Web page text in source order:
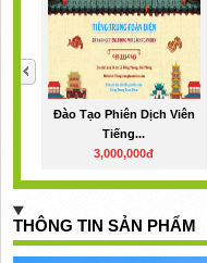
Đào Tạo Phiên Dịch Viên
Tiếng...
3,000,000đ
THÔNG TIN SẢN PHẨM